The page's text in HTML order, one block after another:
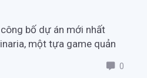
bố dự án mới nhất
một tựa game quản
mắt trên Android và iOS.
0